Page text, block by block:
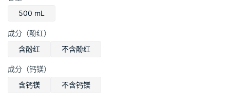
500 mL
成分（酚红）
含酚红
不含酚红
成分（钙镁）
含钙镁
不含钙镁